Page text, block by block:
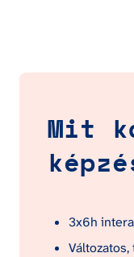
Mit
3x6h